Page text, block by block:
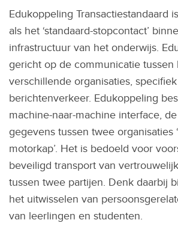
Edukoppeling Transactiestandaard
als het ‘standaard-stopcontact’
infrastructuur van het onderwijs.
gericht op de communicatie tussen
verschillende organisaties,
berichtenverkeer. Edukoppeling
machine-naar-machine interface,
gegevens tussen twee organisaties
motorkap’. Het is bedoeld voor
beveiligd transport van
tussen twee partijen. Denk daarbij
het uitwisselen van
van leerlingen en studenten.